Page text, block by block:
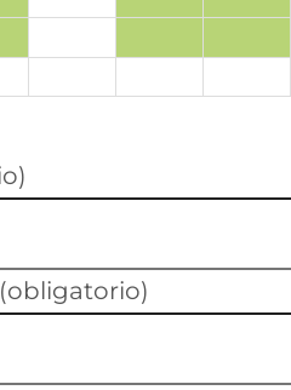
(obligatorio)